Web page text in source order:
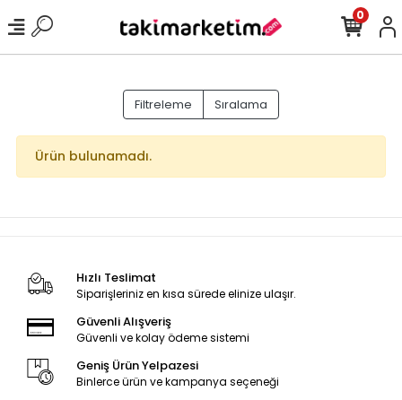
0
Filtreleme Sıralama
Ürün bulunamadı.
Hızlı Teslimat
Siparişleriniz en kısa sürede elinize ulaşır.
Güvenli Alışveriş
Güvenli ve kolay ödeme sistemi
Geniş Ürün Yelpazesi
Binlerce ürün ve kampanya seçeneği